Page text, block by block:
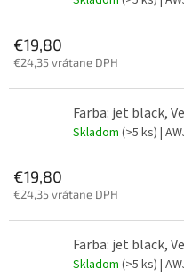
€19,80
€24,35 vrátane DPH
Farba: jet black,
Skladom (>5 ks) |
€19,80
€24,35 vrátane DPH
Farba: jet black,
Skladom (>5 ks) |